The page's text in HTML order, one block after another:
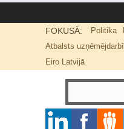
FOKUSĀ: Politika
Atbalsts
Eiro Latvijā